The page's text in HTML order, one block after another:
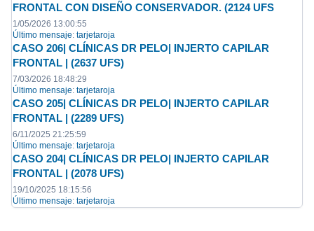
FRONTAL CON DISEÑO CONSERVADOR. (2124 UFS
1/05/2026 13:00:55
Último mensaje:tarjetaroja
CASO 206| CLÍNICAS DR PELO| INJERTO CAPILAR
FRONTAL | (2637 UFS)
7/03/2026 18:48:29
Último mensaje:tarjetaroja
CASO 205| CLÍNICAS DR PELO| INJERTO CAPILAR
FRONTAL | (2289 UFS)
6/11/2025 21:25:59
Último mensaje:tarjetaroja
CASO 204| CLÍNICAS DR PELO| INJERTO CAPILAR
FRONTAL | (2078 UFS)
19/10/2025 18:15:56
Último mensaje:tarjetaroja